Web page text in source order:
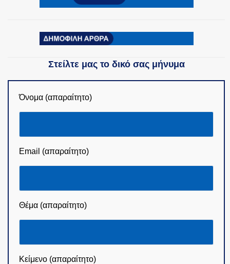
Στείλτε μας το δικό σας μήνυμα
Όνομα (απαραίτητο)
Email (απαραίτητο)
Θέμα (απαραίτητο)
Κείμενο (απαραίτητο)